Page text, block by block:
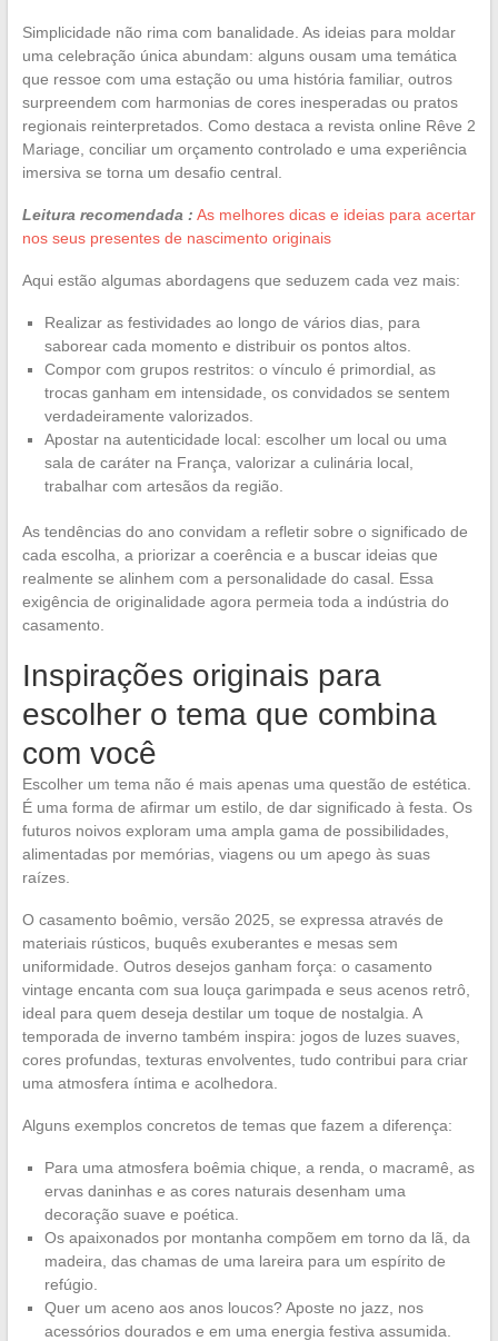
Simplicidade não rima com banalidade. As ideias para moldar
uma celebração única abundam: alguns ousam uma temática
que ressoe com uma estação ou uma história familiar, outros
surpreendem com harmonias de cores inesperadas ou pratos
regionais reinterpretados. Como destaca a revista online Rêve 2
Mariage, conciliar um orçamento controlado e uma experiência
imersiva se torna um desafio central.
Leitura recomendada : As melhores dicas e ideias para acertar
nos seus presentes de nascimento originais
Aqui estão algumas abordagens que seduzem cada vez mais:
Realizar as festividades ao longo de vários dias, para
saborear cada momento e distribuir os pontos altos.
Compor com grupos restritos: o vínculo é primordial, as
trocas ganham em intensidade, os convidados se sentem
verdadeiramente valorizados.
Apostar na autenticidade local: escolher um local ou uma
sala de caráter na França, valorizar a culinária local,
trabalhar com artesãos da região.
As tendências do ano convidam a refletir sobre o significado de
cada escolha, a priorizar a coerência e a buscar ideias que
realmente se alinhem com a personalidade do casal. Essa
exigência de originalidade agora permeia toda a indústria do
casamento.
Inspirações originais para
escolher o tema que combina
com você
Escolher um tema não é mais apenas uma questão de estética.
É uma forma de afirmar um estilo, de dar significado à festa. Os
futuros noivos exploram uma ampla gama de possibilidades,
alimentadas por memórias, viagens ou um apego às suas
raízes.
O casamento boêmio, versão 2025, se expressa através de
materiais rústicos, buquês exuberantes e mesas sem
uniformidade. Outros desejos ganham força: o casamento
vintage encanta com sua louça garimpada e seus acenos retrô,
ideal para quem deseja destilar um toque de nostalgia. A
temporada de inverno também inspira: jogos de luzes suaves,
cores profundas, texturas envolventes, tudo contribui para criar
uma atmosfera íntima e acolhedora.
Alguns exemplos concretos de temas que fazem a diferença:
Para uma atmosfera boêmia chique, a renda, o macramê, as
ervas daninhas e as cores naturais desenham uma
decoração suave e poética.
Os apaixonados por montanha compõem em torno da lã, da
madeira, das chamas de uma lareira para um espírito de
refúgio.
Quer um aceno aos anos loucos? Aposte no jazz, nos
acessórios dourados e em uma energia festiva assumida.